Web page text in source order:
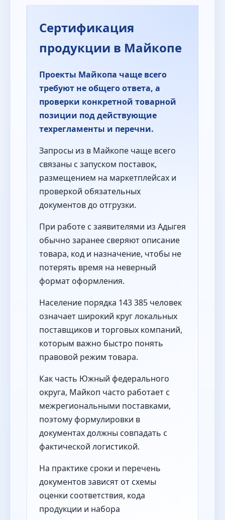
Сертификация
продукции в Майкопе
Проекты Майкопа чаще всего
требуют не общего ответа, а
проверки конкретной товарной
позиции под действующие
техрегламенты и перечни.
Запросы из в Майкопе чаще всего
связаны с запуском поставок,
размещением на маркетплейсах и
проверкой обязательных
документов до отгрузки.
При работе с заявителями из Адыгея
обычно заранее сверяют описание
товара, код и назначение, чтобы не
потерять время на неверный
формат оформления.
Население порядка 143 385 человек
означает широкий круг локальных
поставщиков и торговых компаний,
которым важно быстро понять
правовой режим товара.
Как часть Южный федерального
округа, Майкоп часто работает с
межрегиональными поставками,
поэтому формулировки в
документах должны совпадать с
фактической логистикой.
На практике сроки и перечень
документов зависят от схемы
оценки соответствия, кода
продукции и набора